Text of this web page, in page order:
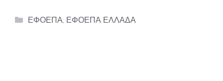
Categories
ΕΦΟΕΠΑ ΕΦΟΕΠΑ ΕΛΛΑΔΑ